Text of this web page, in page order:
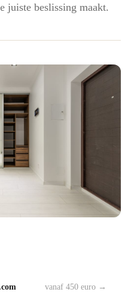
juiste beslissing maakt.
vanaf 450 euro →